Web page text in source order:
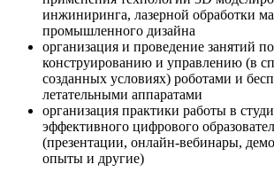
инжиниринга, лазерной обработки
промышленного дизайна
организация и проведение занятий
конструированию и управлению (в
созданных условиях) роботами и
летательными аппаратами
организация практики работы в
эффективного цифрового
(презентации, онлайн-вебинары,
опыты и другие)